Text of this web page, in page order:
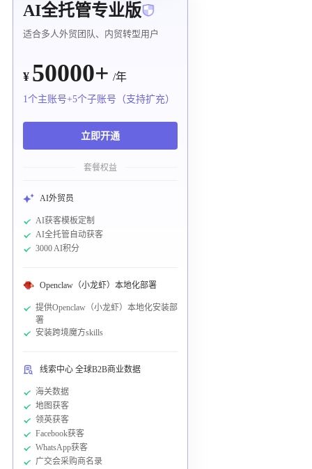
AI全托管专业版
适合多人外贸团队、内贸转型用户
¥ 50000+ /年
1个主账号+5个子账号（支持扩充）
立即开通
套餐权益
AI外贸员
AI获客模板定制
AI全托管自动获客
3000 AI积分
Openclaw（小龙虾）本地化部署
提供Openclaw（小龙虾）本地化安装部
署
安装跨境魔方skills
线索中心 全球B2B商业数据
海关数据
地图获客
领英获客
Facebook获客
WhatsApp获客
广交会采购商名录